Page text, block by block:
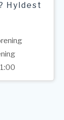
Hyldest